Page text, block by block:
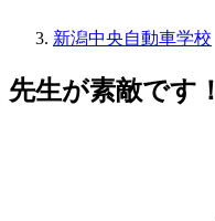
新潟中央自動車学校
先生が素敵です！